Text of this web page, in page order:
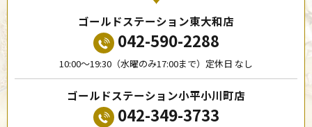
ゴールドステーション東大和店
042-590-2288
10:00〜19:30（水曜のみ17:00まで）定休日 なし
ゴールドステーション小平小川町店
042-349-3733